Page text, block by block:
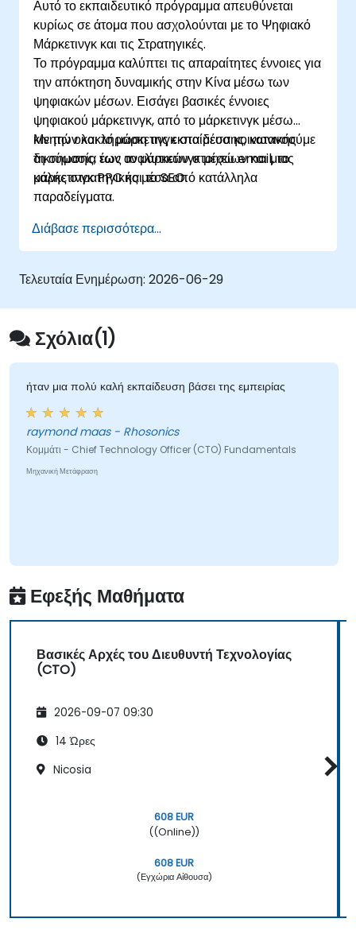
Αυτό το εκπαιδευτικό πρόγραμμα απευθύνεται
κυρίως σε άτομα που ασχολούνται με το Ψηφιακό
Μάρκετινγκ και τις Στρατηγικές.
Το πρόγραμμα καλύπτει τις απαραίτητες έννοιες για
την απόκτηση δυναμικής στην Κίνα μέσω των
ψηφιακών μέσων. Εισάγει βασικές έννοιες
ψηφιακού μάρκετινγκ, από το μάρκετινγκ μέσω
κινητών και το μάρκετινγκ στα μέσα κοινωνικής
δικτύωσης, έως το μάρκετινγκ μέσω email, το
μάρκετινγκ PPC και το SEO.
Με την ολοκλήρωση της εκπαίδευσης, κατανοούμε
τη σημασία των αναλυτικών στοιχείων και μιας
καλής στρατηγικής μέσα από κατάλληλα
παραδείγματα.
Διάβασε περισσότερα...
Τελευταία Ενημέρωση: 2026-06-29
Σχόλια(1)
ήταν μια πολύ καλή εκπαίδευση βάσει της εμπειρίας
raymond maas - Rhosonics
Κομμάτι - Chief Technology Officer (CTO) Fundamentals
Μηχανική Μετάφραση
Εφεξής Μαθήματα
Βασικές Αρχές του Διευθυντή Τεχνολογίας
(CTO)
2026-09-07 09:30
14 Ώρες
Nicosia
608 EUR
((Online))
608 EUR
(Εγχώρια Αίθουσα)